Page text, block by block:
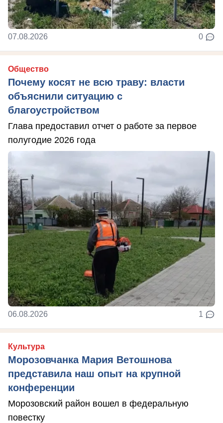
07.08.2026 0
Общество
Почему косят не всю траву: власти
объяснили ситуацию с
благоустройством
Глава предоставил отчет о работе за первое
полугодие 2026 года
06.08.2026 1
Культура
Морозовчанка Мария Ветошнова
представила наш опыт на крупной
конференции
Морозовский район вошел в федеральную
повестку